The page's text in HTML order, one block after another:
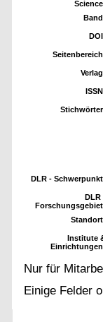
DLR -
DLR
Institute
Nur für
Einige Felder